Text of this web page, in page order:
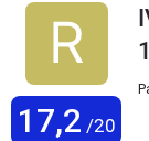
17,2 /20